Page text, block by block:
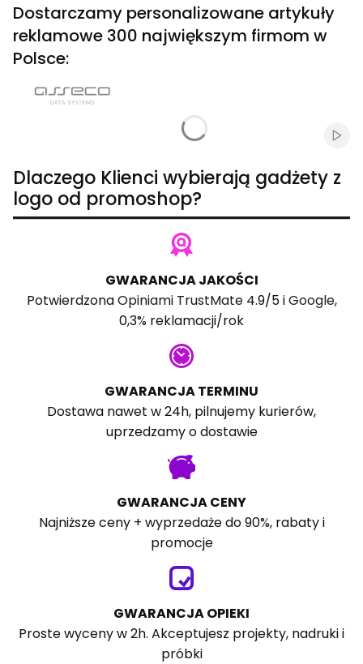
Dostarczamy personalizowane artykuły
reklamowe 300 największym firmom w
Polsce:
Dlaczego Klienci wybierają gadżety z
logo od promoshop?
GWARANCJA JAKOŚCI
PotwierdzonaOpiniami TrustMate4.9/5 iGoogle,
0,3% reklamacji/rok
GWARANCJA TERMINU
Dostawa nawet w 24h, pilnujemy kurierów,
uprzedzamy o dostawie
GWARANCJA CENY
Najniższe ceny + wyprzedaże do 90%, rabaty i
promocje
GWARANCJA OPIEKI
Proste wyceny w 2h. Akceptujesz projekty, nadruki i
próbki